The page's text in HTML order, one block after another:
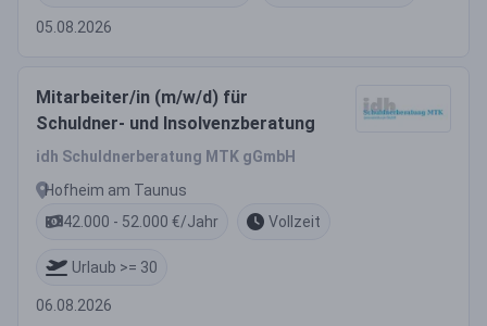
05.08.2026
Mitarbeiter/in (m/w/d) für
Schuldner- und Insolvenzberatung
idh Schuldnerberatung MTK gGmbH
Hofheim am Taunus
42.000 - 52.000 €/Jahr
Vollzeit
Urlaub >= 30
06.08.2026